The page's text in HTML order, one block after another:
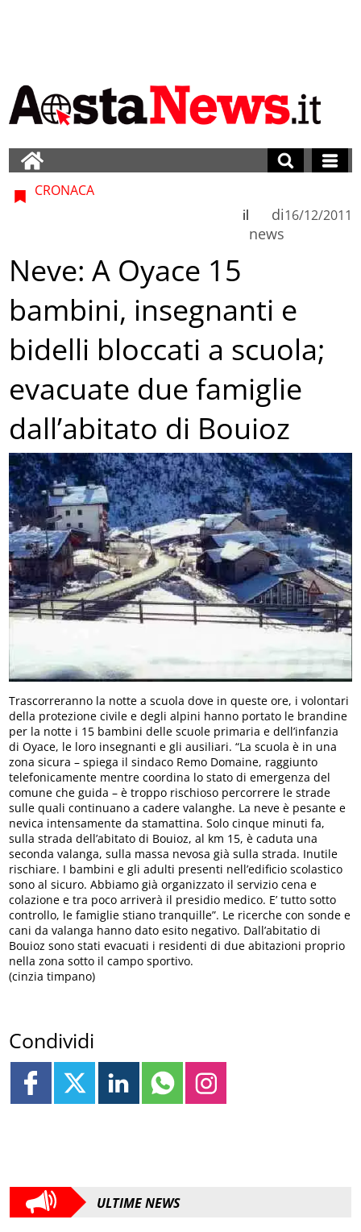
CRONACA
di
news
il 16/12/2011
Neve: A Oyace 15
bambini, insegnanti e
bidelli bloccati a scuola;
evacuate due famiglie
dall’abitato di Bouioz
Trascorreranno la notte a scuola dove in queste ore, i volontari
della protezione civile e degli alpini hanno portato le brandine
per la notte i 15 bambini delle scuole primaria e dell’infanzia
di Oyace, le loro insegnanti e gli ausiliari. “La scuola è in una
zona sicura – spiega il sindaco Remo Domaine, raggiunto
telefonicamente mentre coordina lo stato di emergenza del
comune che guida – è troppo rischioso percorrere le strade
sulle quali continuano a cadere valanghe. La neve è pesante e
nevica intensamente da stamattina. Solo cinque minuti fa,
sulla strada dell’abitato di Bouioz, al km 15, è caduta una
seconda valanga, sulla massa nevosa già sulla strada. Inutile
rischiare. I bambini e gli adulti presenti nell’edificio scolastico
sono al sicuro. Abbiamo già organizzato il servizio cena e
colazione e tra poco arriverà il presidio medico. E’ tutto sotto
controllo, le famiglie stiano tranquille”. Le ricerche con sonde e
cani da valanga hanno dato esito negativo. Dall’abitatio di
Bouioz sono stati evacuati i residenti di due abitazioni proprio
nella zona sotto il campo sportivo.
(cinzia timpano)
Condividi
ULTIME NEWS